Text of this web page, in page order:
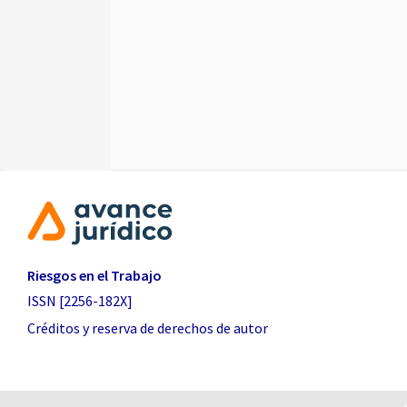
Riesgos en el Trabajo
ISSN [2256-182X]
Créditos y reserva de derechos de autor